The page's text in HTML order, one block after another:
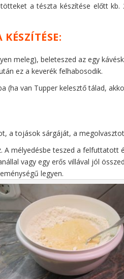
a tészta készítése előtt kb.
meleg), beleteszed az egy
ez a keverék felhabosodik.
(ha van Tupper kelesztő tálad,
a tojások sárgáját, a
A mélyedésbe teszed a
vagy egy erős villával jól
legyen.